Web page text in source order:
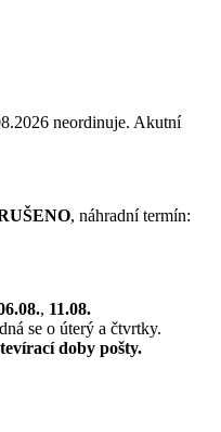
neordinuje. Akutní
, náhradní termín:
, 11.08.
se o úterý a čtvrtky.
doby pošty.